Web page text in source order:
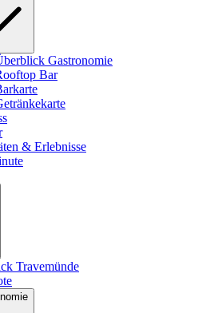
Gastronomie
Bar
& Erlebnisse
Travemünde